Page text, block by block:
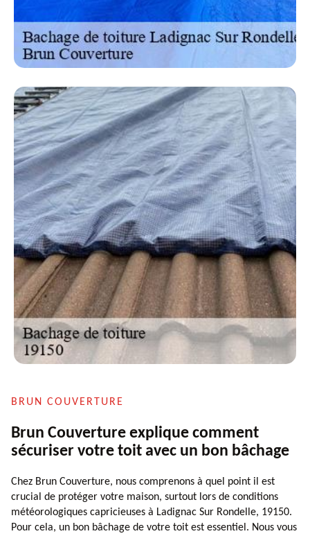
BRUN COUVERTURE
Brun Couverture explique comment
sécuriser votre toit avec un bon bâchage
Chez Brun Couverture, nous comprenons à quel point il est
crucial de protéger votre maison, surtout lors de conditions
météorologiques capricieuses à Ladignac Sur Rondelle, 19150.
Pour cela, un bon bâchage de votre toit est essentiel. Nous vous